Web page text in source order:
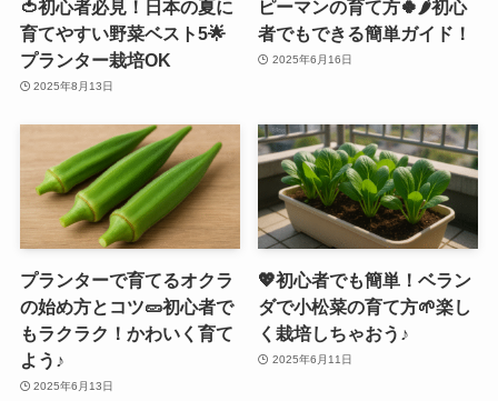
🍅初心者必見！日本の夏に
育てやすい野菜ベスト5🌟
プランター栽培OK
2025年8月13日
ピーマンの育て方🍀🌶️初心
者でもできる簡単ガイド！
2025年6月16日
プランターで育てるオクラ
の始め方とコツ🥒初心者で
もラクラク！かわいく育て
よう♪
2025年6月13日
💖初心者でも簡単！ベラン
ダで小松菜の育て方🌱楽し
く栽培しちゃおう♪
2025年6月11日